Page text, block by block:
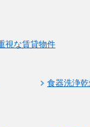
視な賃貸物件
食器洗浄